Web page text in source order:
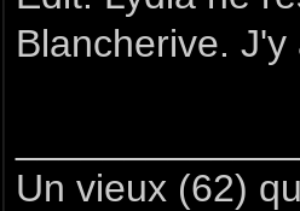
Blancherive.
Un vieux (62)